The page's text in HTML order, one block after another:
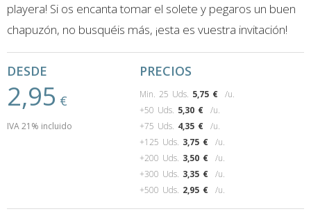
playera! Si os encanta tomar el solete y pegaros un buen
chapuzón, no busquéis más, ¡esta es vuestra invitación!
DESDE
2,95€
IVA 21% incluido
PRECIOS
Min. 25 Uds. 5,75 € /u.
+50 Uds. 5,30 € /u.
+75 Uds. 4,35 € /u.
+125 Uds. 3,75 € /u.
+200 Uds. 3,50 € /u.
+300 Uds. 3,35 € /u.
+500 Uds. 2,95 € /u.